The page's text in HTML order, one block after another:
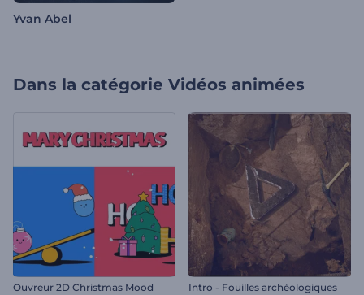
Yvan Abel
Dans la catégorie Vidéos animées
Ouvreur 2D Christmas Mood Intro - Fouilles archéologiques